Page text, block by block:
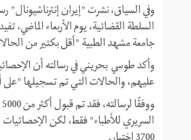
وفي السياق، نشرت "إيران
السلطة القضائية، يوم الأربعاء
جامعة مشهد الطبية "أقل بكثير من
عليهم، والحالات التي تم تسجيلها